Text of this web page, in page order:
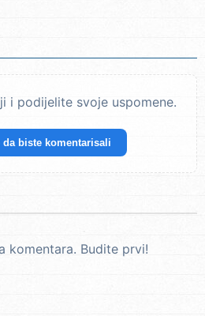
i podijelite svoje uspomene.
da biste komentarisali
komentara. Budite prvi!